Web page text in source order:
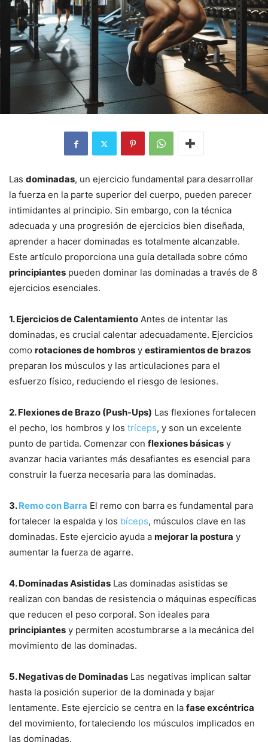
Las dominadas, un ejercicio fundamental para desarrollar
la fuerza en la parte superior del cuerpo, pueden parecer
intimidantes al principio. Sin embargo, con la técnica
adecuada y una progresión de ejercicios bien diseñada,
aprender a hacer dominadas es totalmente alcanzable.
Este artículo proporciona una guía detallada sobre cómo
principiantes pueden dominar las dominadas a través de 8
ejercicios esenciales.
1. Ejercicios de Calentamiento Antes de intentar las
dominadas, es crucial calentar adecuadamente. Ejercicios
como rotaciones de hombros y estiramientos de brazos
preparan los músculos y las articulaciones para el
esfuerzo físico, reduciendo el riesgo de lesiones.
2. Flexiones de Brazo (Push-Ups) Las flexiones fortalecen
el pecho, los hombros y los tríceps, y son un excelente
punto de partida. Comenzar con flexiones básicas y
avanzar hacia variantes más desafiantes es esencial para
construir la fuerza necesaria para las dominadas.
3.Remo con Barra El remo con barra es fundamental para
fortalecer la espalda y los bíceps, músculos clave en las
dominadas. Este ejercicio ayuda a mejorar la postura y
aumentar la fuerza de agarre.
4. Dominadas Asistidas Las dominadas asistidas se
realizan con bandas de resistencia o máquinas específicas
que reducen el peso corporal. Son ideales para
principiantes y permiten acostumbrarse a la mecánica del
movimiento de las dominadas.
5. Negativas de Dominadas Las negativas implican saltar
hasta la posición superior de la dominada y bajar
lentamente. Este ejercicio se centra en la fase excéntrica
del movimiento, fortaleciendo los músculos implicados en
las dominadas.